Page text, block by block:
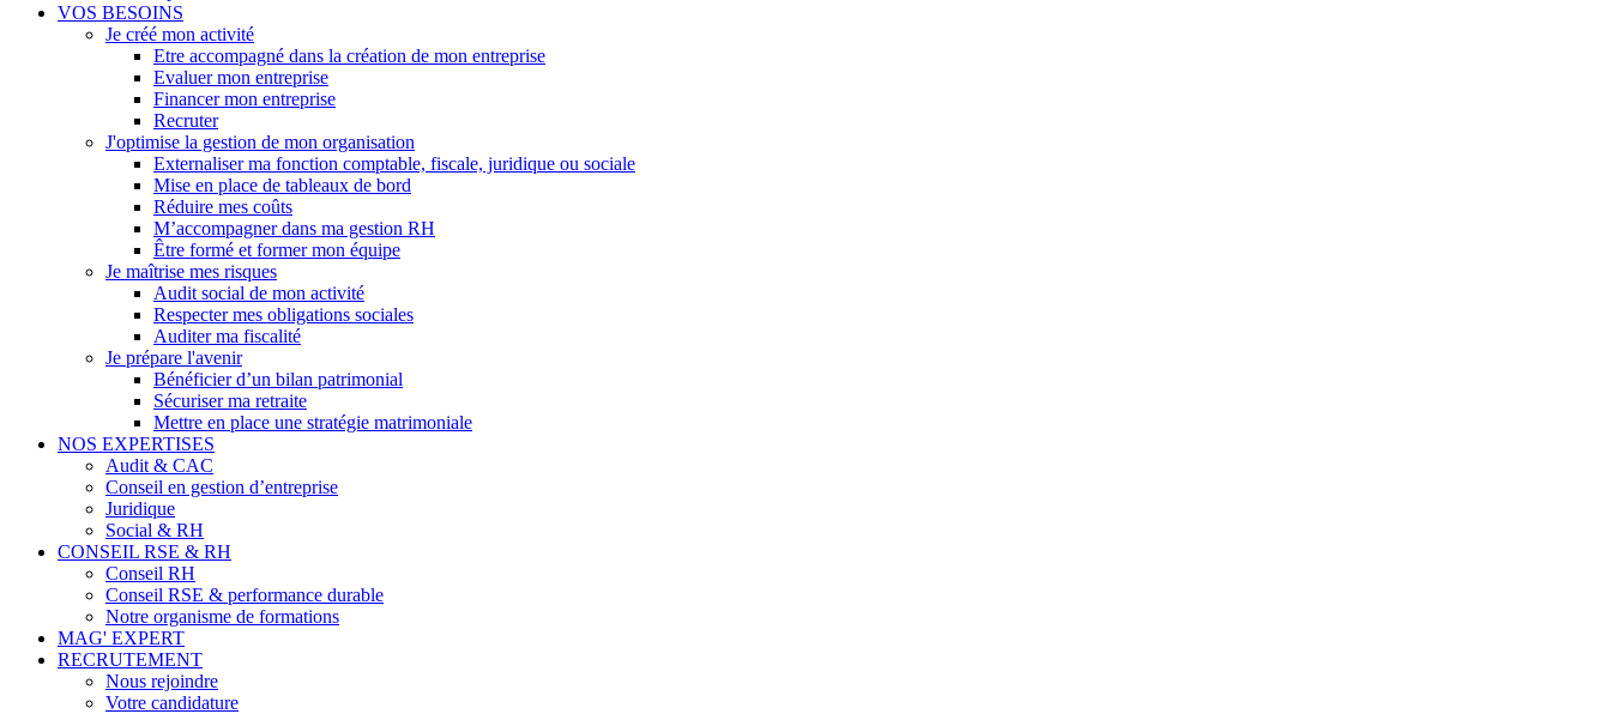
VOS BESOINS
Je créé mon activité
Etre accompagné dans la création de mon entreprise
Evaluer mon entreprise
Financer mon entreprise
Recruter
J'optimise la gestion de mon organisation
Externaliser ma fonction comptable, fiscale, juridique ou sociale
Mise en place de tableaux de bord
Réduire mes coûts
M’accompagner dans ma gestion RH
Être formé et former mon équipe
Je maîtrise mes risques
Audit social de mon activité
Respecter mes obligations sociales
Auditer ma fiscalité
Je prépare l'avenir
Bénéficier d’un bilan patrimonial
Sécuriser ma retraite
Mettre en place une stratégie matrimoniale
NOS EXPERTISES
Audit & CAC
Conseil en gestion d’entreprise
Juridique
Social & RH
CONSEIL RSE & RH
Conseil RH
Conseil RSE & performance durable
Notre organisme de formations
MAG' EXPERT
RECRUTEMENT
Nous rejoindre
Votre candidature